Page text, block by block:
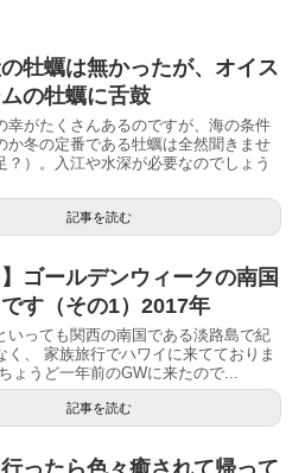
牡蠣は無かったが、オイス
の牡蠣に舌鼓
幸がたくさんあるのですが、海の条件
か冬の定番である牡蠣は全然聞きませ
？）。入江や水深が必要なのでしょう
記事を読む
】ゴールデンウィークの南国
す（その1）2017年
いっても関西の南国である淡路島で紀
く、 家族旅行でハワイに来てておりま
ょうど一年前のGWに来たので...
記事を読む